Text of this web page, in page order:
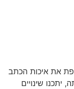
את איכות הכתב
יתכנו שינויים